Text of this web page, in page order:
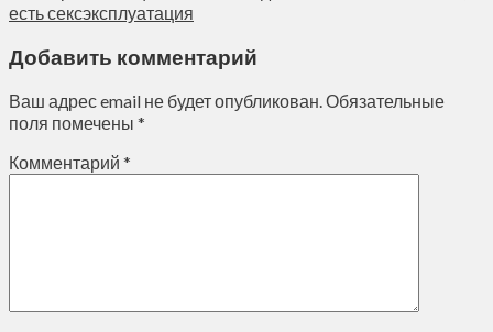
есть сексэксплуатация
Добавить комментарий
Ваш адрес email не будет опубликован.Обязательные
поля помечены *
Комментарий *